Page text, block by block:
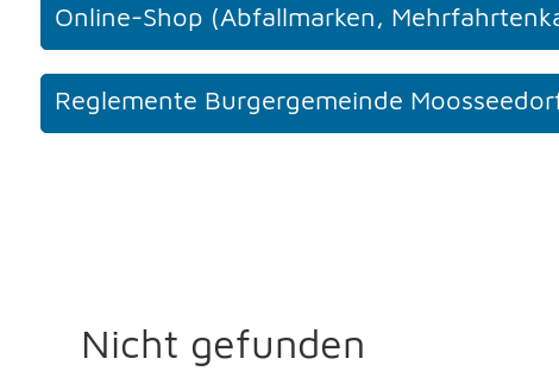
Online-Shop (Abfallmarken,
Reglemente Burgergemeinde
Nicht gefunden